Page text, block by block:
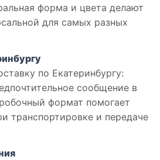
форма и цвета делают
для самых разных
по Екатеринбургу:
сообщение в
формат помогает
транспортировке и передаче